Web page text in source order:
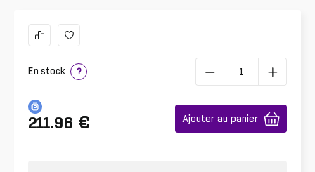
En stock ?
211.96 € Ajouter au panier